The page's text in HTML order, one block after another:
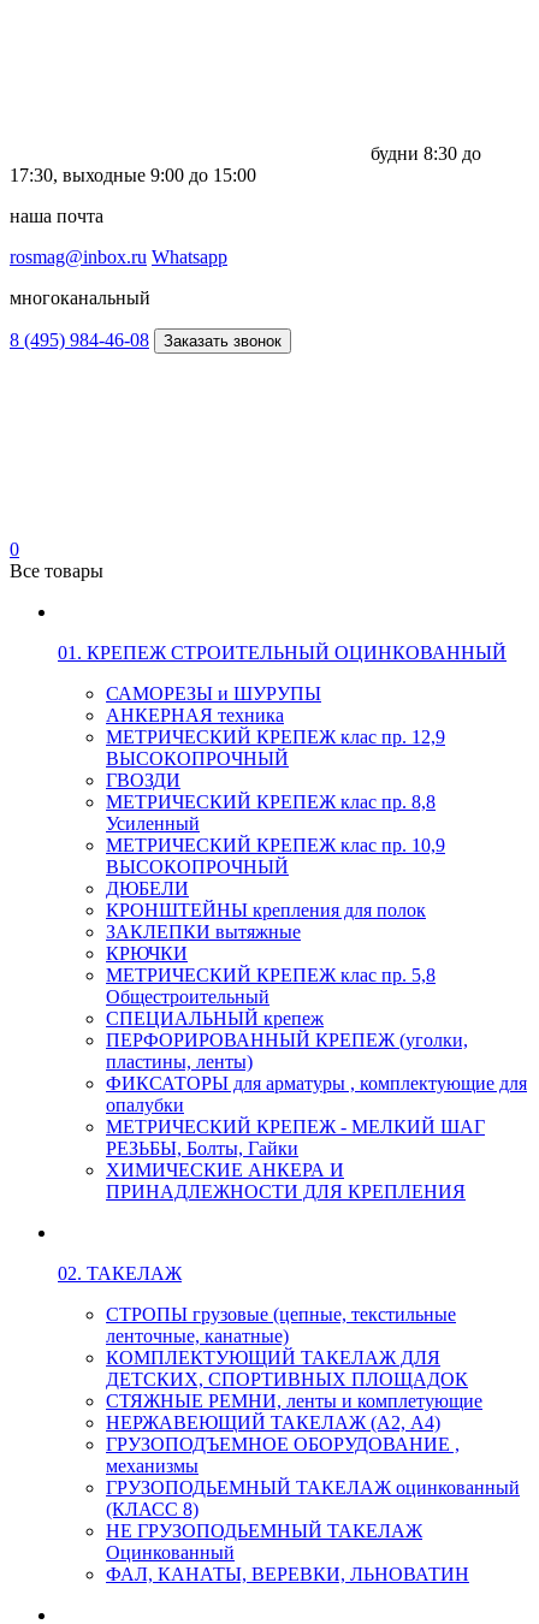
будни 8:30 до
17:30, выходные 9:00 до 15:00
наша почта
rosmag@inbox.ru Whatsapp
многоканальный
8 (495) 984-46-08 Заказать звонок
0
Все товары
01. КРЕПЕЖ СТРОИТЕЛЬНЫЙ ОЦИНКОВАННЫЙ
САМОРЕЗЫ и ШУРУПЫ
АНКЕРНАЯ техника
МЕТРИЧЕСКИЙ КРЕПЕЖ клас пр. 12,9
ВЫСОКОПРОЧНЫЙ
ГВОЗДИ
МЕТРИЧЕСКИЙ КРЕПЕЖ клас пр. 8,8
Усиленный
МЕТРИЧЕСКИЙ КРЕПЕЖ клас пр. 10,9
ВЫСОКОПРОЧНЫЙ
ДЮБЕЛИ
КРОНШТЕЙНЫ крепления для полок
ЗАКЛЕПКИ вытяжные
КРЮЧКИ
МЕТРИЧЕСКИЙ КРЕПЕЖ клас пр. 5,8
Общестроительный
СПЕЦИАЛЬНЫЙ крепеж
ПЕРФОРИРОВАННЫЙ КРЕПЕЖ (уголки,
пластины, ленты)
ФИКСАТОРЫ для арматуры , комплектующие для
опалубки
МЕТРИЧЕСКИЙ КРЕПЕЖ - МЕЛКИЙ ШАГ
РЕЗЬБЫ, Болты, Гайки
ХИМИЧЕСКИЕ АНКЕРА И
ПРИНАДЛЕЖНОСТИ ДЛЯ КРЕПЛЕНИЯ
02. ТАКЕЛАЖ
СТРОПЫ грузовые (цепные, текстильные
ленточные, канатные)
КОМПЛЕКТУЮЩИЙ ТАКЕЛАЖ ДЛЯ
ДЕТСКИХ, СПОРТИВНЫХ ПЛОЩАДОК
СТЯЖНЫЕ РЕМНИ, ленты и комплетующие
НЕРЖАВЕЮЩИЙ ТАКЕЛАЖ (А2, А4)
ГРУЗОПОДЪЕМНОЕ ОБОРУДОВАНИЕ ,
механизмы
ГРУЗОПОДЬЕМНЫЙ ТАКЕЛАЖ оцинкованный
(КЛАСС 8)
НЕ ГРУЗОПОДЬЕМНЫЙ ТАКЕЛАЖ
Оцинкованный
ФАЛ, КАНАТЫ, ВЕРЕВКИ, ЛЬНОВАТИН